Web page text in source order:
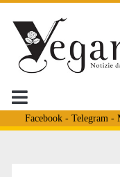
Facebook- Telegram -